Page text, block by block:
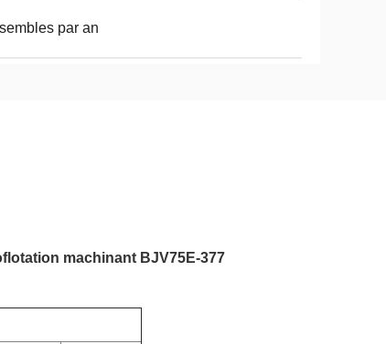
par an
machinant BJV75E-377